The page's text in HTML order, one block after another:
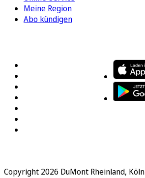
Meine Region
Abo kündigen
Copyright 2026 DuMont Rheinland, Köln